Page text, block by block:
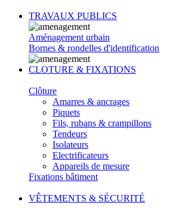
TRAVAUX PUBLICS
Aménagement urbain
Bornes & rondelles d'identification
CLOTURE & FIXATIONS
Clôture
Amarres & ancrages
Piquets
Fils, rubans & crampillons
Tendeurs
Isolateurs
Electrificateurs
Appareils de mesure
Fixations bâtiment
VÊTEMENTS & SÉCURITÉ